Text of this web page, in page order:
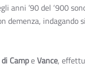
anni ’90 del ‘900
demenza,
CampeVance,